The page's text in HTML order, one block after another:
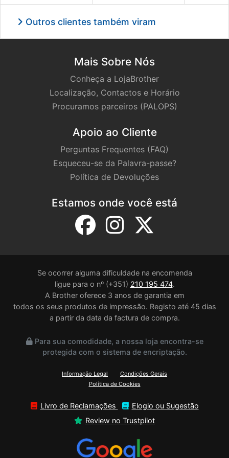
Outros clientes também viram
Mais Sobre Nós
Conheça a LojaBrother
Localização, Contactos e Horário
Procuramos parceiros (PALOPS)
Apoio ao Cliente
Perguntas Frequentes (FAQ)
Esqueceu-se da Palavra-passe?
Política de Devoluções
Estamos onde você está
Se ocorrer alguma dificuldade na encomenda
ligue para o nº (+351) 210 195 474.
A Brother oferece 3 anos de garantia em
todos os seus produtos de impressão. Registo até 45 dias
a partir da data da factura de compra.
Para sua comodidade, a nossa loja encontra-se
protegida com o sistema de encriptação.
Informação Legal
Condições Gerais
Política de Cookies
Livro de Reclamações
Elogio ou Sugestão
Review no Trustpilot